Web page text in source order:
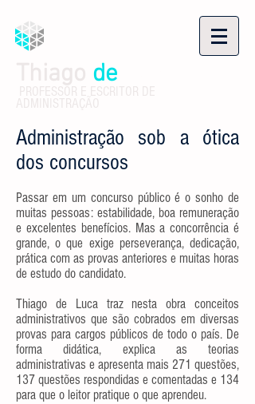
de
Administração sob a ótica
dos concursos
Passar em um concurso público é o sonho de
muitas pessoas: estabilidade, boa remuneração
e excelentes benefícios. Mas a concorrência é
grande, o que exige perseverança, dedicação,
prática com as provas anteriores e muitas horas
de estudo do candidato.
Thiago de Luca traz nesta obra conceitos
administrativos que são cobrados em diversas
provas para cargos públicos de todo o país. De
forma didática, explica as teorias
administrativas e apresenta mais 271 questões,
137 questões respondidas e comentadas e 134
para que o leitor pratique o que aprendeu.